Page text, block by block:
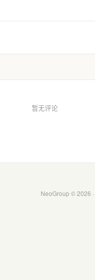
暂无评论
NeoGroup © 2026 ·